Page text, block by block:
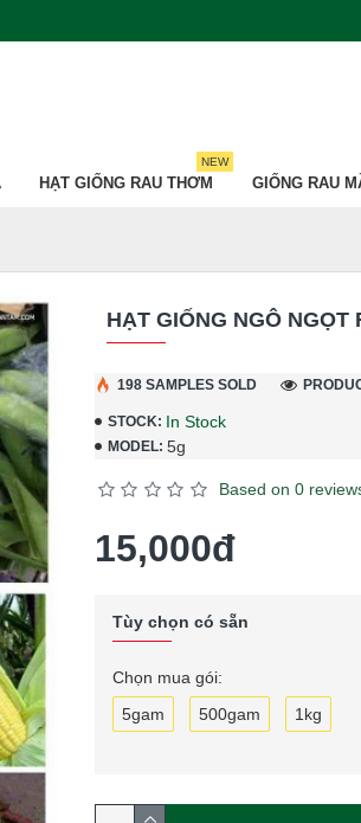
HẠT GIỐNG RAU THƠM
NEW
GIỐNG RAU
HẠT GIỐNG NGÔ NGỌT
STOCK: In Stock
MODEL: 5g
198 SAMPLES SOLD
Based on 0
15,000đ
Tùy chọn có sẵn
Chọn mua gói:
5gam
500gam 1kg